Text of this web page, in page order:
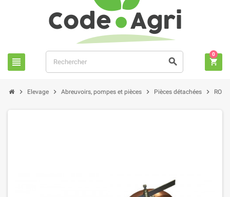
view_headline search shopping_cart
0
chevron_right Elevage chevron_right Abreuvoirs, pompes et pièces chevron_right Pièces détachées chevron_right